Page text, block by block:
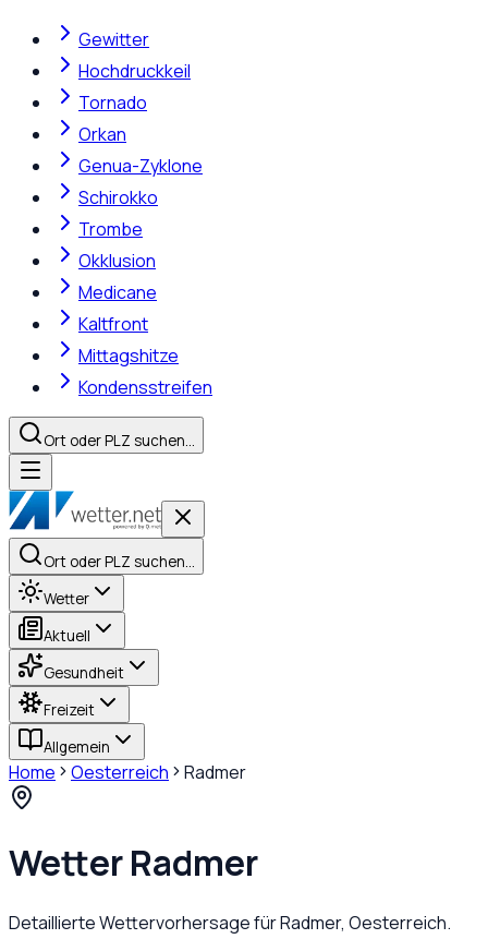
Gewitter
Hochdruckkeil
Tornado
Orkan
Genua-Zyklone
Schirokko
Trombe
Okklusion
Medicane
Kaltfront
Mittagshitze
Kondensstreifen
Ort oder PLZ suchen…
Ort oder PLZ suchen…
Wetter
Aktuell
Gesundheit
Freizeit
Allgemein
Home Oesterreich Radmer
WetterRadmer
Detaillierte Wettervorhersage fürRadmer, Oesterreich.